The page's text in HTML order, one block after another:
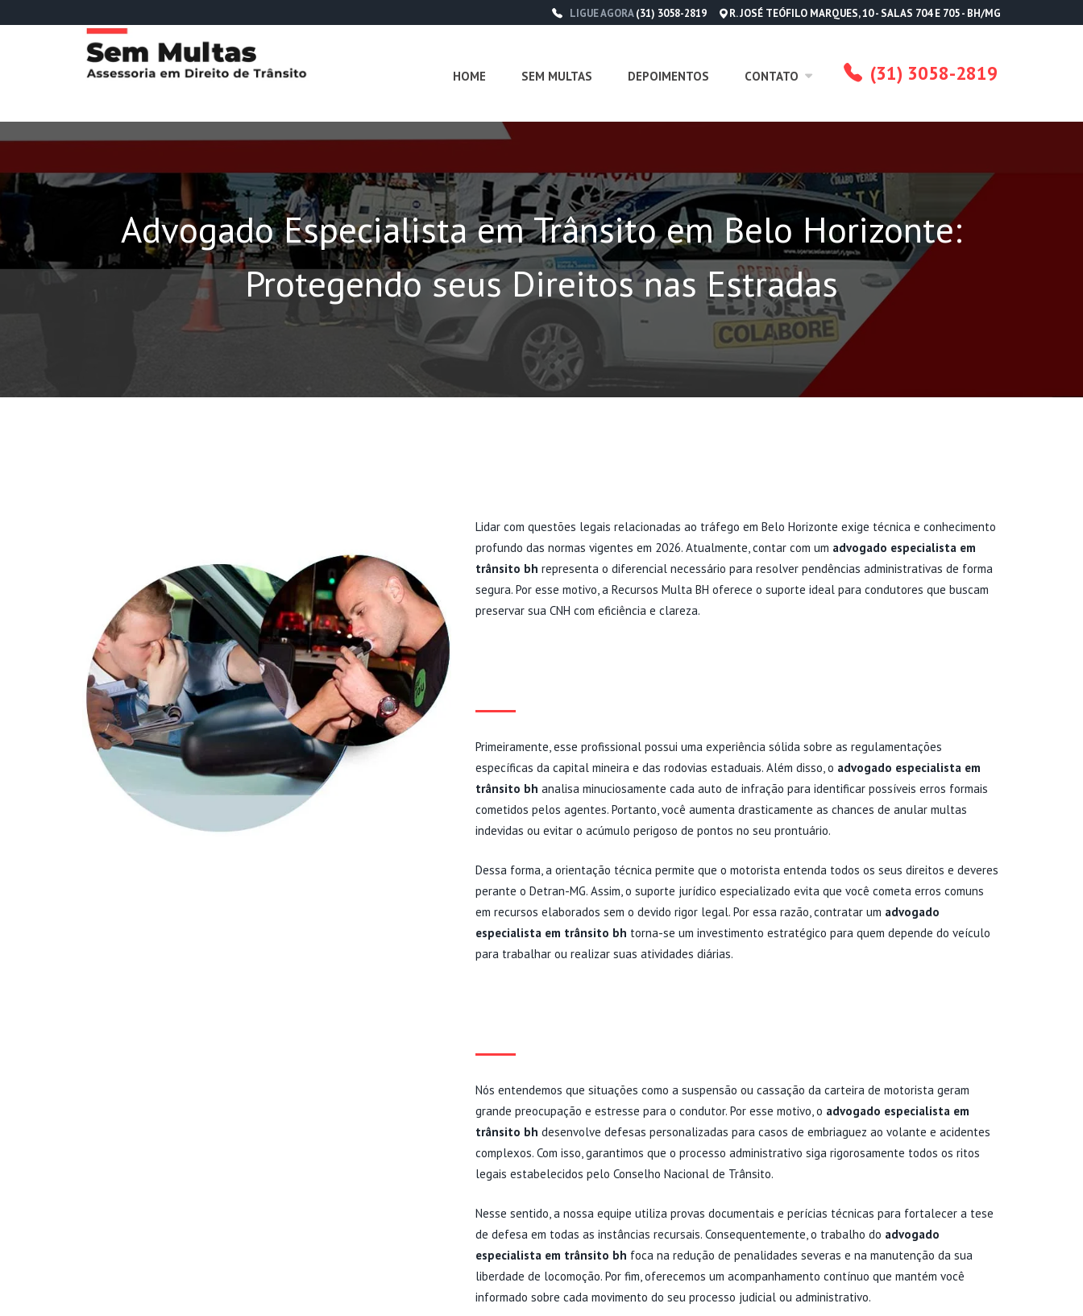
LIGUE AGORA(31) 3058-2819 R. JOSÉ TEÓFILO MARQUES, 10 - SALAS 704 E 705 - BH/MG
HOME SEM MULTAS DEPOIMENTOS CONTATO (31) 3058-2819
Advogado Especialista em Trânsito em Belo Horizonte:
Protegendo seus Direitos nas Estradas
Lidar com questões legais relacionadas ao tráfego em Belo Horizonte exige técnica e conhecimento
profundo das normas vigentes em 2026. Atualmente, contar com um advogado especialista em
trânsito bh representa o diferencial necessário para resolver pendências administrativas de forma
segura. Por esse motivo, a Recursos Multa BH oferece o suporte ideal para condutores que buscam
preservar sua CNH com eficiência e clareza.
Primeiramente, esse profissional possui uma experiência sólida sobre as regulamentações
específicas da capital mineira e das rodovias estaduais. Além disso, o advogado especialista em
trânsito bh analisa minuciosamente cada auto de infração para identificar possíveis erros formais
cometidos pelos agentes. Portanto, você aumenta drasticamente as chances de anular multas
indevidas ou evitar o acúmulo perigoso de pontos no seu prontuário.
Dessa forma, a orientação técnica permite que o motorista entenda todos os seus direitos e deveres
perante o Detran-MG. Assim, o suporte jurídico especializado evita que você cometa erros comuns
em recursos elaborados sem o devido rigor legal. Por essa razão, contratar um advogado
especialista em trânsito bh torna-se um investimento estratégico para quem depende do veículo
para trabalhar ou realizar suas atividades diárias.
Nós entendemos que situações como a suspensão ou cassação da carteira de motorista geram
grande preocupação e estresse para o condutor. Por esse motivo, o advogado especialista em
trânsito bh desenvolve defesas personalizadas para casos de embriaguez ao volante e acidentes
complexos. Com isso, garantimos que o processo administrativo siga rigorosamente todos os ritos
legais estabelecidos pelo Conselho Nacional de Trânsito.
Nesse sentido, a nossa equipe utiliza provas documentais e perícias técnicas para fortalecer a tese
de defesa em todas as instâncias recursais. Consequentemente, o trabalho do advogado
especialista em trânsito bh foca na redução de penalidades severas e na manutenção da sua
liberdade de locomoção. Por fim, oferecemos um acompanhamento contínuo que mantém você
informado sobre cada movimento do seu processo judicial ou administrativo.